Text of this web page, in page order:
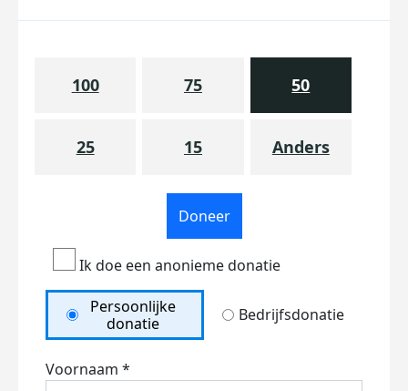
100 75 50
25 15 Anders
Doneer
Ik doe een anonieme donatie
Persoonlijke
donatie
Bedrijfsdonatie
Voornaam *